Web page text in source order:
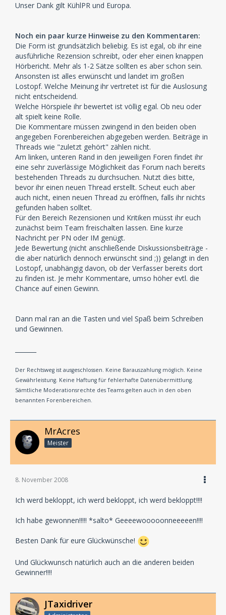
Unser Dank gilt KühlPR und Europa.
Noch ein paar kurze Hinweise zu den Kommentaren:
Die Form ist grundsätzlich beliebig. Es ist egal, ob ihr eine
ausführliche Rezension schreibt, oder eher einen knappen
Hörbericht. Mehr als 1-2 Sätze sollten es aber schon sein.
Ansonsten ist alles erwünscht und landet im großen
Lostopf. Welche Meinung ihr vertretet ist für die Auslosung
nicht entscheidend.
Welche Hörspiele ihr bewertet ist völlig egal. Ob neu oder
alt spielt keine Rolle.
Die Kommentare müssen zwingend in den beiden oben
angegeben Forenbereichen abgegeben werden. Beiträge in
Threads wie "zuletzt gehört" zählen nicht.
Am linken, unteren Rand in den jeweiligen Foren findet ihr
eine sehr zuverlässige Möglichkeit das Forum nach bereits
bestehenden Threads zu durchsuchen. Nutzt dies bitte,
bevor ihr einen neuen Thread erstellt. Scheut euch aber
auch nicht, einen neuen Thread zu eröffnen, falls ihr nichts
gefunden haben solltet.
Für den Bereich Rezensionen und Kritiken müsst ihr euch
zunächst beim Team freischalten lassen. Eine kurze
Nachricht per PN oder IM genügt.
Jede Bewertung (nicht anschließende Diskussionsbeiträge -
die aber natürlich dennoch erwünscht sind ;)) gelangt in den
Lostopf, unabhängig davon, ob der Verfasser bereits dort
zu finden ist. Je mehr Kommentare, umso höher evtl. die
Chance auf einen Gewinn.
Dann mal ran an die Tasten und viel Spaß beim Schreiben
und Gewinnen.
Der Rechtsweg ist ausgeschlossen. Keine Barauszahlung möglich. Keine
Gewährleistung. Keine Haftung für fehlerhafte Datenübermittlung.
Sämtliche Moderationsrechte des Teams gelten auch in den oben
benannten Forenbereichen.
MrAcres
Meister
8. November 2008
Ich werd bekloppt, ich werd bekloppt, ich werd bekloppt!!!!
Ich habe gewonnen!!!!! *salto* Geeeewooooonneeeeen!!!!
Besten Dank für eure Glückwünsche!
Und Glückwunsch natürlich auch an die anderen beiden
Gewinner!!!!
JTaxidriver